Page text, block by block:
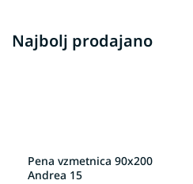
Najbolj prodajano
Pena vzmetnica 90x200
Andrea 15